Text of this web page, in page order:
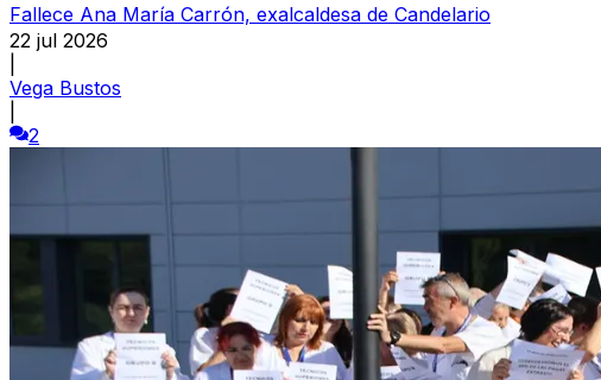
Fallece Ana María Carrón, exalcaldesa de Candelario
22 jul 2026
Vega Bustos
2